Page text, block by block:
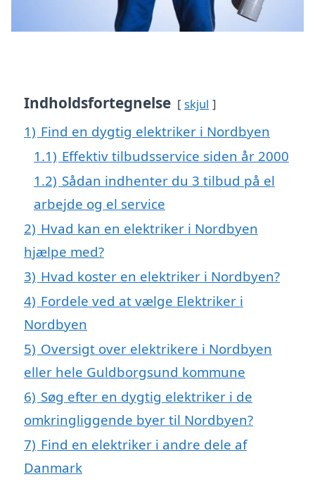
Indholdsfortegnelse skjul
1) Find en dygtig elektriker i Nordbyen
1.1) Effektiv tilbudsservice siden år 2000
1.2) Sådan indhenter du 3 tilbud på el
arbejde og el service
2) Hvad kan en elektriker i Nordbyen
hjælpe med?
3) Hvad koster en elektriker i Nordbyen?
4) Fordele ved at vælge Elektriker i
Nordbyen
5) Oversigt over elektrikere i Nordbyen
eller hele Guldborgsund kommune
6) Søg efter en dygtig elektriker i de
omkringliggende byer til Nordbyen?
7) Find en elektriker i andre dele af
Danmark